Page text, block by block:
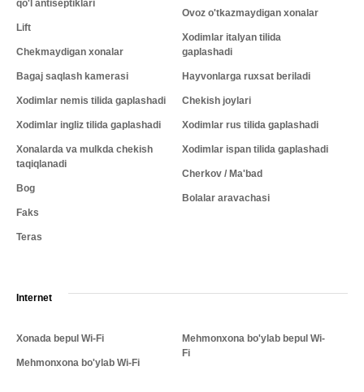
qo'l antiseptiklari
Lift
Chekmaydigan xonalar
Bagaj saqlash kamerasi
Xodimlar nemis tilida gaplashadi
Xodimlar ingliz tilida gaplashadi
Xonalarda va mulkda chekish
taqiqlanadi
Bog
Faks
Teras
Ovoz o'tkazmaydigan xonalar
Xodimlar italyan tilida
gaplashadi
Hayvonlarga ruxsat beriladi
Chekish joylari
Xodimlar rus tilida gaplashadi
Xodimlar ispan tilida gaplashadi
Cherkov / Ma'bad
Bolalar aravachasi
Internet
Xonada bepul Wi-Fi
Mehmonxona bo'ylab Wi-Fi
Mehmonxona bo'ylab bepul Wi-
Fi